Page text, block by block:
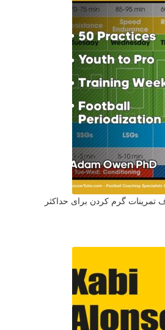
تمرینات گرم کردن برای حداکثر